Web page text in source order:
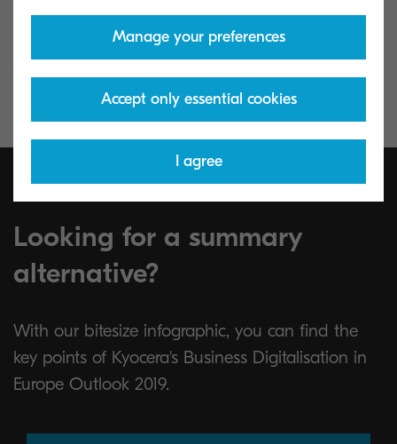
Looking for a summary
alternative?
With our bitesize infographic, you can find the
key points of Kyocera's Business Digitalisation in
Europe Outlook 2019.
Manage your preferences
Accept only essential cookies
I agree